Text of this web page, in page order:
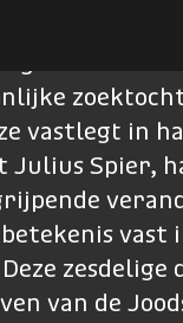
de
vastlegt in
Julius Spier,
vast
zesdelige
van de